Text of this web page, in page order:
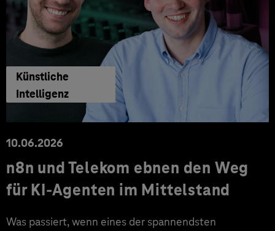
Künstliche
Intelligenz
10.06.2026
n8n und Telekom ebnen den Weg
für KI-Agenten im Mittelstand
Was passiert, wenn eines der spannendsten